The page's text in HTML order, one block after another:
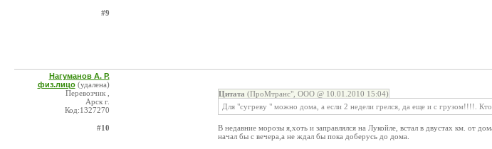
#9
Нагуманов А. Р.
физ.лицо (удалена)
Перевозчик ,
Арск г.
Код:1327270
#10
Цитата (ПроМтранс", ООО @ 10.01.2010 15:04)
Для "сугреву " можно дома, а если 2 недели грелся, да еще и с грузом!!!!.
В недавние морозы я,хоть и заправлялся на Лукойле, встал в двустах км. от
начал бы с вечера,а не ждал бы пока доберусь до дома.